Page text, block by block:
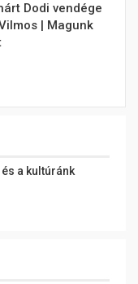
Dodi vendége
| Magunk
a kultúránk